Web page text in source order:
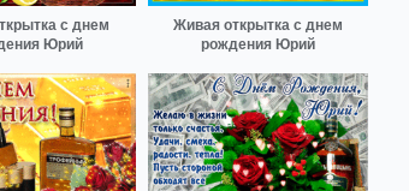
с днем
Юрий
Живая открытка с днем
рождения Юрий